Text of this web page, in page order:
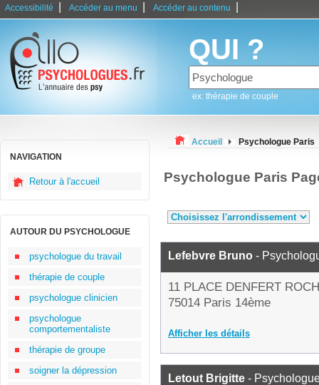
Accessibilité Accéder au menu Accéder au contenu
QUI ?
ex: thérapie de couple
NAVIGATION
Retour à l'accueil
AUTOUR DU PSYCHOLOGUE
psychologue du travail
thérapie de couple
psychologue clinicien
psychologue
comportementaliste
thérapie de groupe
soigner la dépression
Accueil Psychologue Paris
Psychologue Paris
Lefebvre Bruno -
11 PLACE DENFERT
75014 Paris 14ème
Afficher les détails
Letout Brigitte -